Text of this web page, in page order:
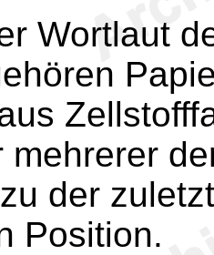
Wortlaut
mehrerer
der
Position.